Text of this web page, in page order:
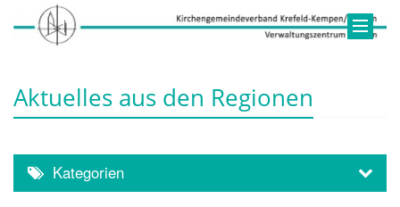
Aktuelles aus den Regionen
Kategorien